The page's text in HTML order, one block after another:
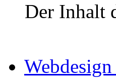
Der Inhalt